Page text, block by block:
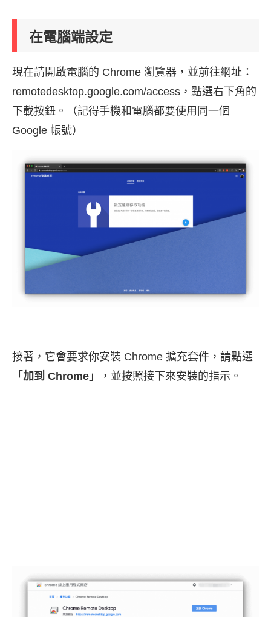
在電腦端設定
現在請開啟電腦的 Chrome 瀏覽器，並前往網址：
remotedesktop.google.com/access，點選右下角的
下載按鈕。（記得手機和電腦都要使用同一個
Google 帳號）
接著，它會要求你安裝 Chrome 擴充套件，請點選
「 加到 Chrome 」，並按照接下來安裝的指示。